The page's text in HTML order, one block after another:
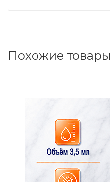
Похожие товары